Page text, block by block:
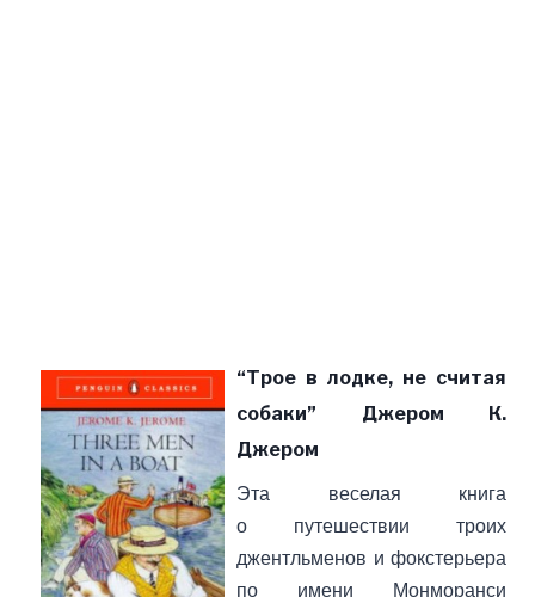
“Трое в лодке, не считая
собаки” Джером К.
Джером
Эта веселая книга
о путешествии троих
джентльменов и фокстерьера
по имени Монморанси